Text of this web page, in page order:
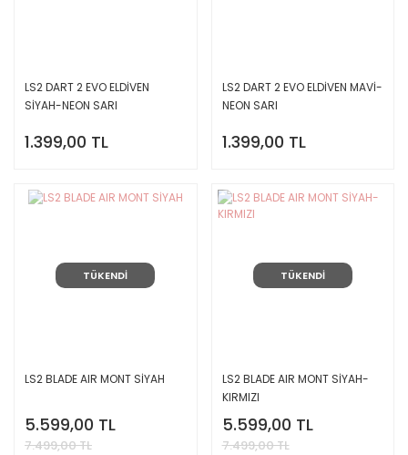
LS2 DART 2 EVO ELDİVEN
SİYAH-NEON SARI
1.399,00 TL
LS2 DART 2 EVO ELDİVEN MAVİ-
NEON SARI
1.399,00 TL
TÜKENDİ
LS2 BLADE AIR MONT SİYAH
5.599,00 TL
7.499,00 TL
TÜKENDİ
LS2 BLADE AIR MONT SİYAH-
KIRMIZI
5.599,00 TL
7.499,00 TL